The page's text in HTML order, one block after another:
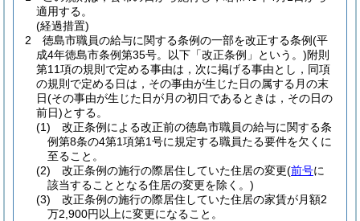
適用する。
(経過措置)
2
徳島市職員の給与に関する条例の一部を改正する条例(平
成4年徳島市条例第35号。以下「改正条例」という。)附則
第11項の規則で定める事由は，次に掲げる事由とし，同項
の規則で定める日は，その事由が生じた日の属する月の末
日(その事由が生じた日が月の初日であるときは，その日の
前日)とする。
(1)
改正条例による改正前の徳島市職員の給与に関する条
例第8条の4第1項第1号に規定する職員たる要件を欠くに
至ること。
(2)
改正条例の施行の際居住していた住居の変更(前号に
該当することとなる住居の変更を除く。)
(3)
改正条例の施行の際居住していた住居の家賃が月額2
万2,900円以上に変更になること。